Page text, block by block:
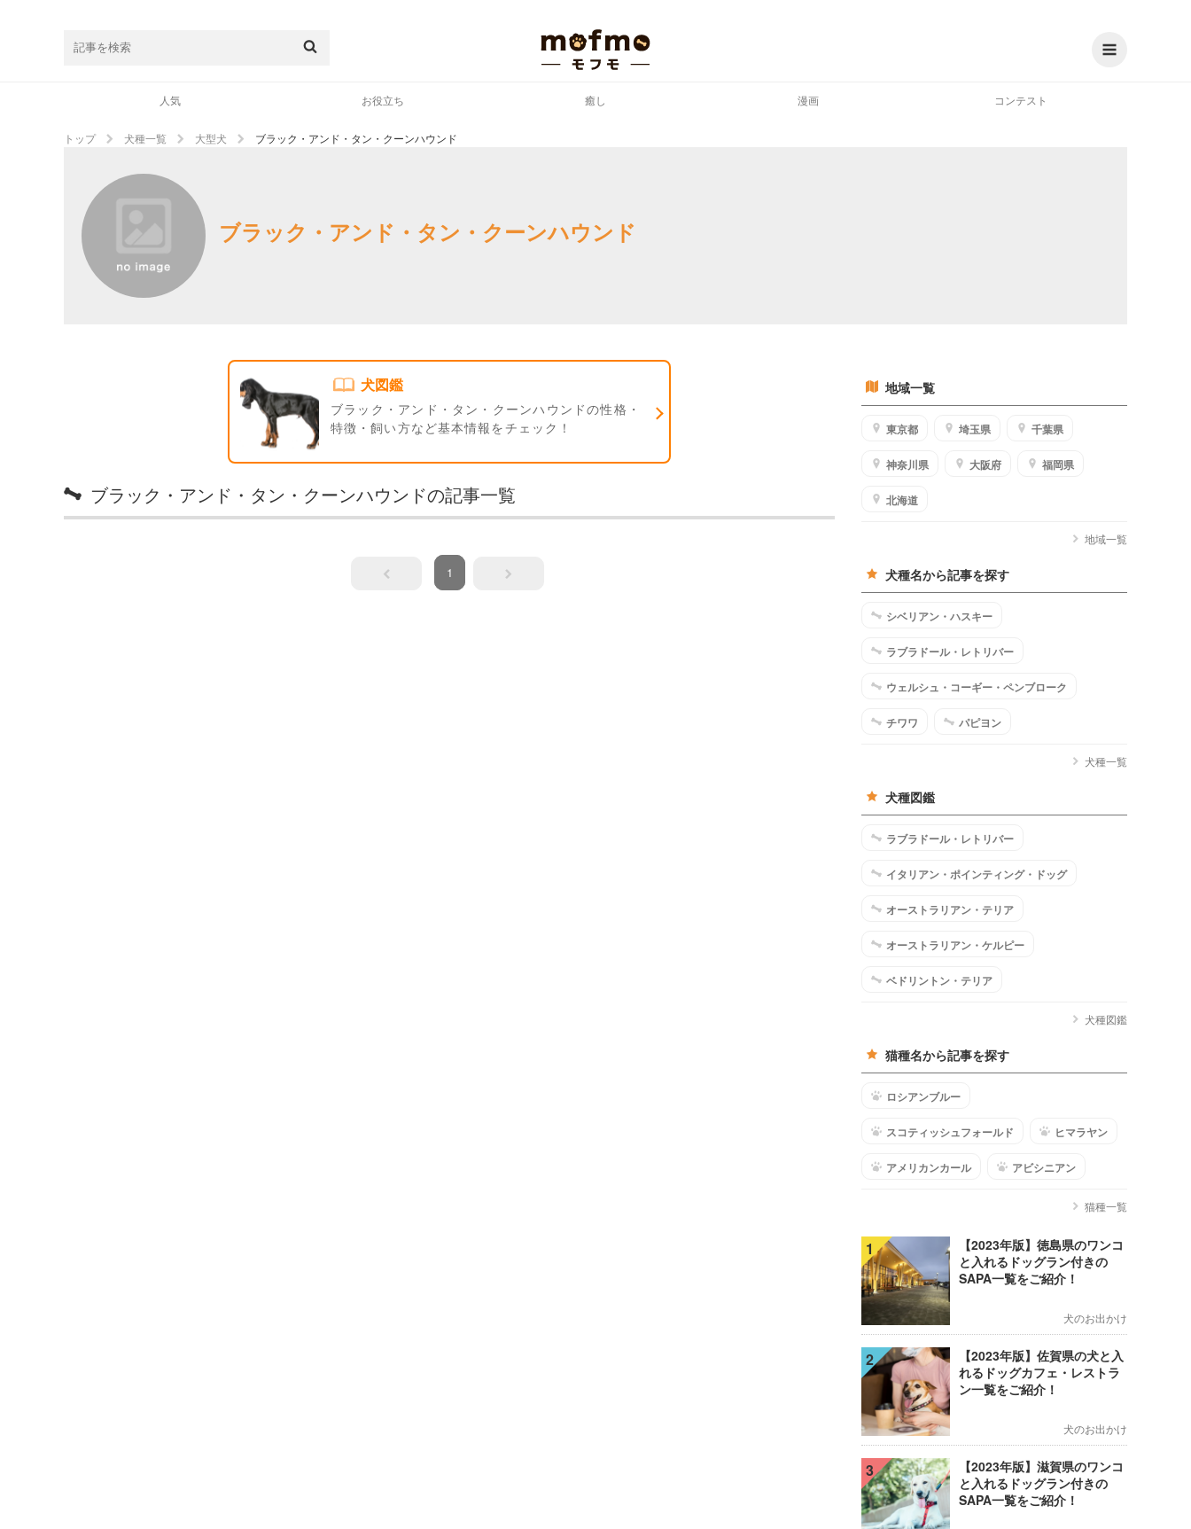
人気 お役立ち 癒し 漫画 コンテスト
トップ 犬種一覧 大型犬 ブラック・アンド・タン・クーンハウンド
ブラック・アンド・タン・クーンハウンド
犬図鑑
ブラック・アンド・タン・クーンハウンドの性格・
特徴・飼い方など基本情報をチェック！
ブラック・アンド・タン・クーンハウンドの記事一覧
1
地域一覧
東京都 埼玉県 千葉県
神奈川県 大阪府 福岡県
北海道
地域一覧
犬種名から記事を探す
シベリアン・ハスキー
ラブラドール・レトリバー
ウェルシュ・コーギー・ペンブローク
チワワ パピヨン
犬種一覧
犬種図鑑
ラブラドール・レトリバー
イタリアン・ポインティング・ドッグ
オーストラリアン・テリア
オーストラリアン・ケルピー
ベドリントン・テリア
犬種図鑑
猫種名から記事を探す
ロシアンブルー
スコティッシュフォールド ヒマラヤン
アメリカンカール アビシニアン
猫種一覧
1
【2023年版】徳島県のワンコ
と入れるドッグラン付きの
SAPA一覧をご紹介！
犬のお出かけ
2
【2023年版】佐賀県の犬と入
れるドッグカフェ・レストラ
ン一覧をご紹介！
犬のお出かけ
3
【2023年版】滋賀県のワンコ
と入れるドッグラン付きの
SAPA一覧をご紹介！